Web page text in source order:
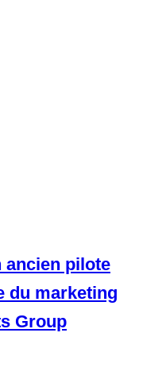
ancien pilote
du marketing
Group